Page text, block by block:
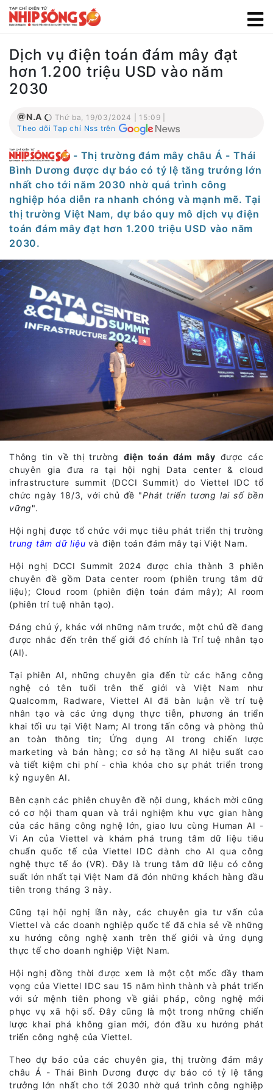
Dịch vụ điện toán đám mây đạt
hơn 1.200 triệu USD vào năm
2030
N.A
Thứ ba, 19/03/2024 | 15:09 |
Theo dõi Tạp chí Nss trên
- Thị trường đám mây châu Á - Thái
Bình Dương được dự báo có tỷ lệ tăng trưởng lớn
nhất cho tới năm 2030 nhờ quá trình công
nghiệp hóa diễn ra nhanh chóng và mạnh mẽ. Tại
thị trường Việt Nam, dự báo quy mô dịch vụ điện
toán đám mây đạt hơn 1.200 triệu USD vào năm
2030.
Thông tin về thị trường điện toán đám mây được các
chuyên gia đưa ra tại hội nghị Data center & cloud
infrastructure summit (DCCI Summit) do Viettel IDC tổ
chức ngày 18/3, với chủ đề "Phát triển tương lai số bền
vững".
Hội nghị được tổ chức với mục tiêu phát triển thị trường
trung tâm dữ liệu và điện toán đám mây tại Việt Nam.
Hội nghị DCCI Summit 2024 được chia thành 3 phiên
chuyên đề gồm Data center room (phiên trung tâm dữ
liệu); Cloud room (phiên điện toán đám mây); AI room
(phiên trí tuệ nhân tạo).
Đáng chú ý, khác với những năm trước, một chủ đề đang
được nhắc đến trên thế giới đó chính là Trí tuệ nhân tạo
(AI).
Tại phiên AI, những chuyên gia đến từ các hãng công
nghệ có tên tuổi trên thế giới và Việt Nam như
Qualcomm, Radware, Viettel AI đã bàn luận về trí tuệ
nhân tạo và các ứng dụng thực tiễn, phương án triển
khai tối ưu tại Việt Nam; AI trong tấn công và phòng thủ
an toàn thông tin; Ứng dụng AI trong chiến lược
marketing và bán hàng; cơ sở hạ tầng AI hiệu suất cao
và tiết kiệm chi phí - chìa khóa cho sự phát triển trong
kỷ nguyên AI.
Bên cạnh các phiên chuyên đề nội dung, khách mời cũng
có cơ hội tham quan và trải nghiệm khu vực gian hàng
của các hãng công nghệ lớn, giao lưu cùng Human AI -
Vi An của Viettel và khám phá trung tâm dữ liệu tiêu
chuẩn quốc tế của Viettel IDC dành cho AI qua công
nghệ thực tế ảo (VR). Đây là trung tâm dữ liệu có công
suất lớn nhất tại Việt Nam đã đón những khách hàng đầu
tiên trong tháng 3 này.
Cũng tại hội nghị lần này, các chuyên gia tư vấn của
Viettel và các doanh nghiệp quốc tế đã chia sẻ về những
xu hướng công nghệ xanh trên thế giới và ứng dụng
thực tế cho doanh nghiệp Việt Nam.
Hội nghị đồng thời được xem là một cột mốc đầy tham
vọng của Viettel IDC sau 15 năm hình thành và phát triển
với sứ mệnh tiên phong về giải pháp, công nghệ mới
phục vụ xã hội số. Đây cũng là một trong những chiến
lược khai phá không gian mới, đón đầu xu hướng phát
triển công nghệ của Viettel.
Theo dự báo của các chuyên gia, thị trường đám mây
châu Á - Thái Bình Dương được dự báo có tỷ lệ tăng
trưởng lớn nhất cho tới 2030 nhờ quá trình công nghiệp